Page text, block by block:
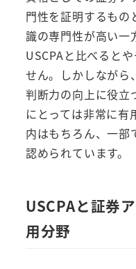
門性を証明するもの
識の専門性が高い一
USCPAと比べると
せん。しかしながら
判断力の向上に役立
にとっては非常に有
内はもちろん、一
認められています。
USCPAと証券
用分野